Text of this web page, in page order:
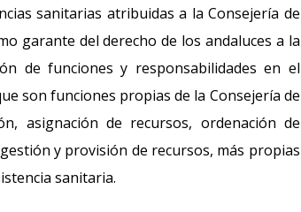
sanitarias atribuidas a la Consejería de
garante del derecho de los andaluces a la
de funciones y responsabilidades en el
son funciones propias de la Consejería de
asignación de recursos, ordenación de
y provisión de recursos, más propias
sanitaria.